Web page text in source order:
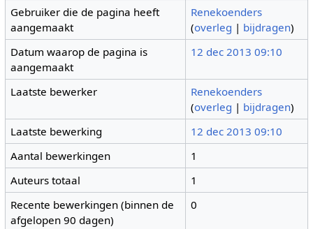
Gebruiker die de pagina heeft
aangemaakt
Renekoenders
(overleg | bijdragen)
Datum waarop de pagina is
aangemaakt
12 dec 2013 09:10
Laatste bewerker
Renekoenders
(overleg | bijdragen)
Laatste bewerking
12 dec 2013 09:10
Aantal bewerkingen
1
Auteurs totaal
1
Recente bewerkingen (binnen de
afgelopen 90 dagen)
0